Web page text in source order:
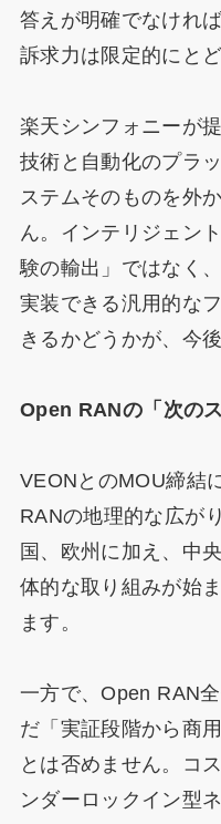
答えが明確でなけれ
訴求力は限定的にと
楽天シンフォニーが
技術と自動化のプラ
ステムそのものを外
ん。インテリジェン
験の輸出」ではなく
実装できる汎用的な
きるかどうかが、今
Open RANの「次の
VEONとのMOU締結
RANの地理的な広が
国、欧州に加え、中
体的な取り組みが始
ます。
一方で、Open RAN
だ「実証段階から商
とは否めません。コ
ンダーロックイン型